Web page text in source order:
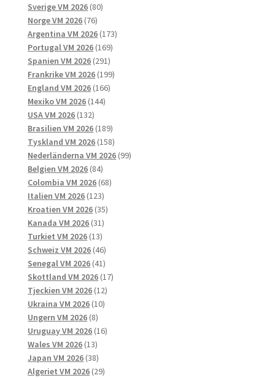
produkter
Sverige VM 2026 8080
Norge VM 2026 7676
produkter
Argentina VM 2026 173173
Portugal VM 2026 169169
Spanien VM 2026 291291
produkter
Frankrike VM 2026 199199
England VM 2026 166166
Mexiko VM 2026 144144
USA VM 2026 132132
produkter
Brasilien VM 2026 189189
produkter
Tyskland VM 2026 158158
produkter
Nederländerna VM 2026 9999
Belgien VM 2026 8484
produkter
Colombia VM 2026 6868
Italien VM 2026 123123
produkter
Kroatien VM 2026 3535
Kanada VM 2026 3131
produkter
Turkiet VM 2026 1313
produkter
Schweiz VM 2026 4646
produkter
Senegal VM 2026 4141
produkter
Skottland VM 2026 1717
Tjeckien VM 2026 1212
Ukraina VM 2026 1010
Ungern VM 2026 88
produkter
Uruguay VM 2026 1616
Wales VM 2026 1313
produkter
Japan VM 2026 3838
produkter
Algeriet VM 2026 2929